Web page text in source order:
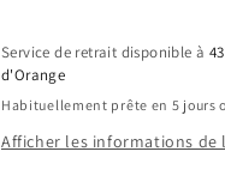
Narcisse
jonquille
Double
Narcisse
Double
Service de retrait disponible à
d'Orange
Habituellement prête en 5 jours
Afficher les informations de